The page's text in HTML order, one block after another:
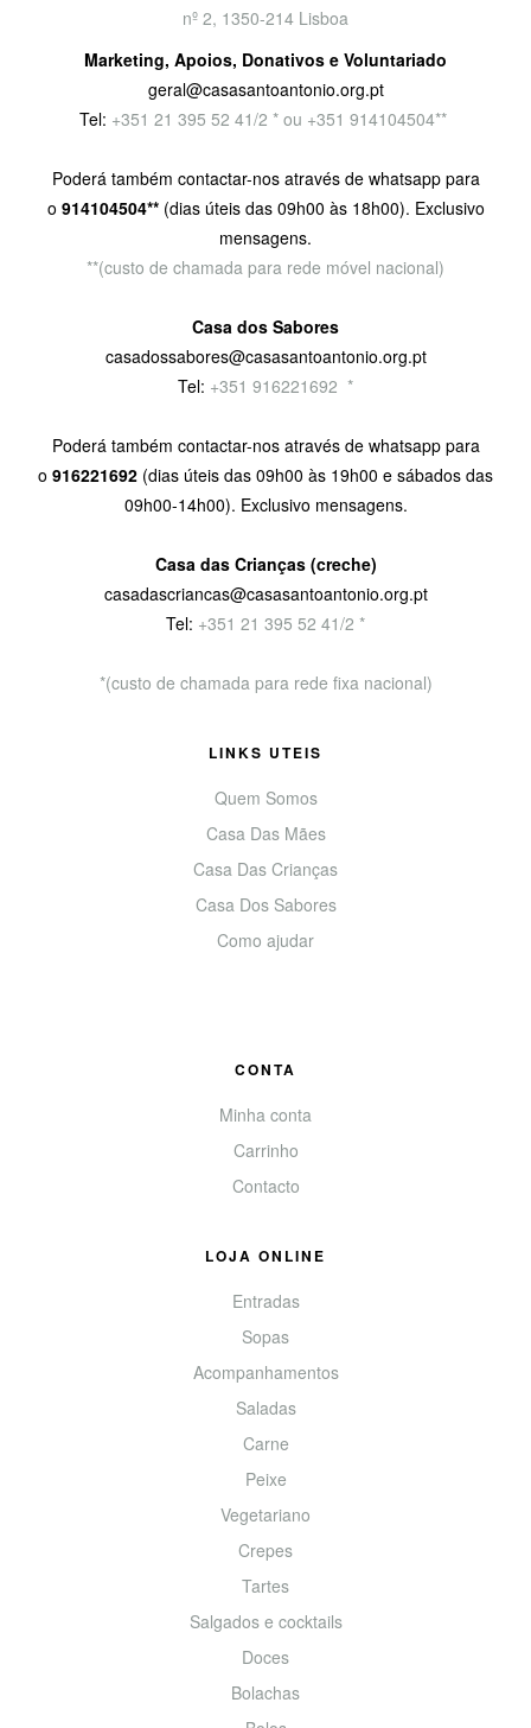
nº 2, 1350-214 Lisboa
Marketing, Apoios, Donativos e Voluntariado
geral@casasantoantonio.org.pt
Tel: +351 21 395 52 41/2 * ou +351 914104504**
Poderá também contactar-nos através de whatsapp para
o 914104504** (dias úteis das 09h00 às 18h00). Exclusivo
mensagens.
**(custo de chamada para rede móvel nacional)
Casa dos Sabores
casadossabores@casasantoantonio.org.pt
Tel: +351 916221692 *
Poderá também contactar-nos através de whatsapp para
o 916221692 (dias úteis das 09h00 às 19h00 e sábados das
09h00-14h00). Exclusivo mensagens.
Casa das Crianças (creche)
casadascriancas@casasantoantonio.org.pt
Tel: +351 21 395 52 41/2 *
*(custo de chamada para rede fixa nacional)
LINKS UTEIS
Quem Somos
Casa Das Mães
Casa Das Crianças
Casa Dos Sabores
Como ajudar
CONTA
Minha conta
Carrinho
Contacto
LOJA ONLINE
Entradas
Sopas
Acompanhamentos
Saladas
Carne
Peixe
Vegetariano
Crepes
Tartes
Salgados e cocktails
Doces
Bolachas